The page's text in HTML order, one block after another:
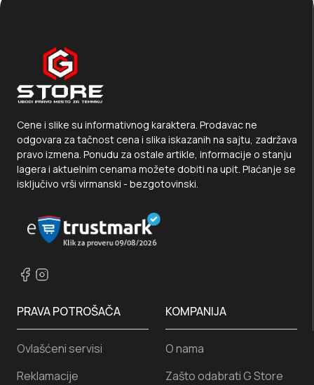
Cene i slike su informativnog karaktera. Prodavac ne
odgovara za tačnost cena i slika iskazanih na sajtu, zadržava
pravo izmena. Ponudu za ostale artikle, informacije o stanju
lagera i aktuelnim cenama možete dobiti na upit. Plaćanje se
isključivo vrši virmanski - bezgotovinski.
PRAVA POTROŠAČA
Ovlašćeni servisi
Reklamacije
KOMPANIJA
O nama
Zašto odabrati G Store